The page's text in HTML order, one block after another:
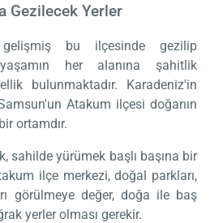
Gezilecek Yerler
bu ilçesinde gezilip
her alanına şahitlik
bulunmaktadır. Karadeniz'in
Atakum ilçesi doğanın
ortamdır.
sahilde yürümek başlı başına bir
ilçe merkezi, doğal parkları,
görülmeye değer, doğa ile baş
yerler olması gerekir.